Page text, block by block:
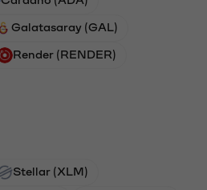
Galatasaray (GAL)
Render (RENDER)
Stellar (XLM)